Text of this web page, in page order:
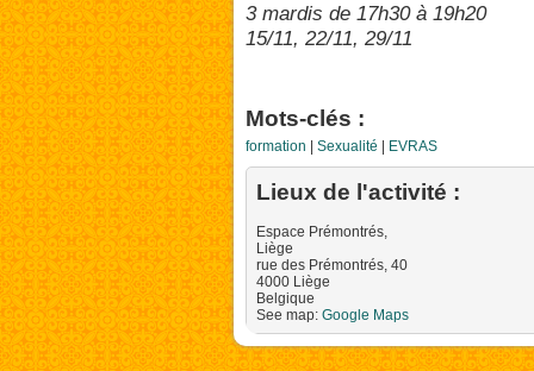
3 mardis de 17h30 à 19h20
15/11, 22/11, 29/11
Mots-clés :
formation Sexualité EVRAS
Lieux de l'activité :
Espace Prémontrés,
Liège
rue des Prémontrés, 40
4000 Liège
Belgique
See map: Google Maps